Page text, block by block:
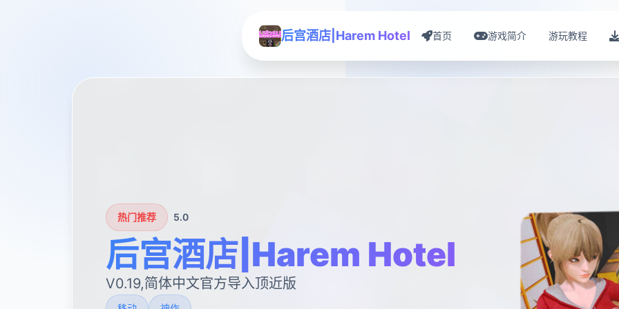
后宫酒店|Harem Hotel 首页 游戏简介 游玩教程
热门推荐 5.0
后宫酒店|Harem Hotel
V0.19,简体中文官方导入顶近版